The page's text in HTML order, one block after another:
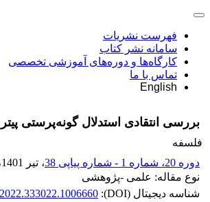
فهرست نشریات
سامانه نشر کتاب
کارگاه‌ها و دوره‌های آموزشی تخصصی
تماس با ما
English
بررسی انتقادی استدلال گونه‌پرستی
فلسفه
دوره 20، شماره 1 - شماره پیاپی 38
، تیر 1401
نوع مقاله: علمی -پژوهشی
شناسه دیجیتال (DOI):